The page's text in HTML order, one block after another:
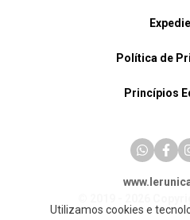
Política de
Princípios
Utilizamos cookies e